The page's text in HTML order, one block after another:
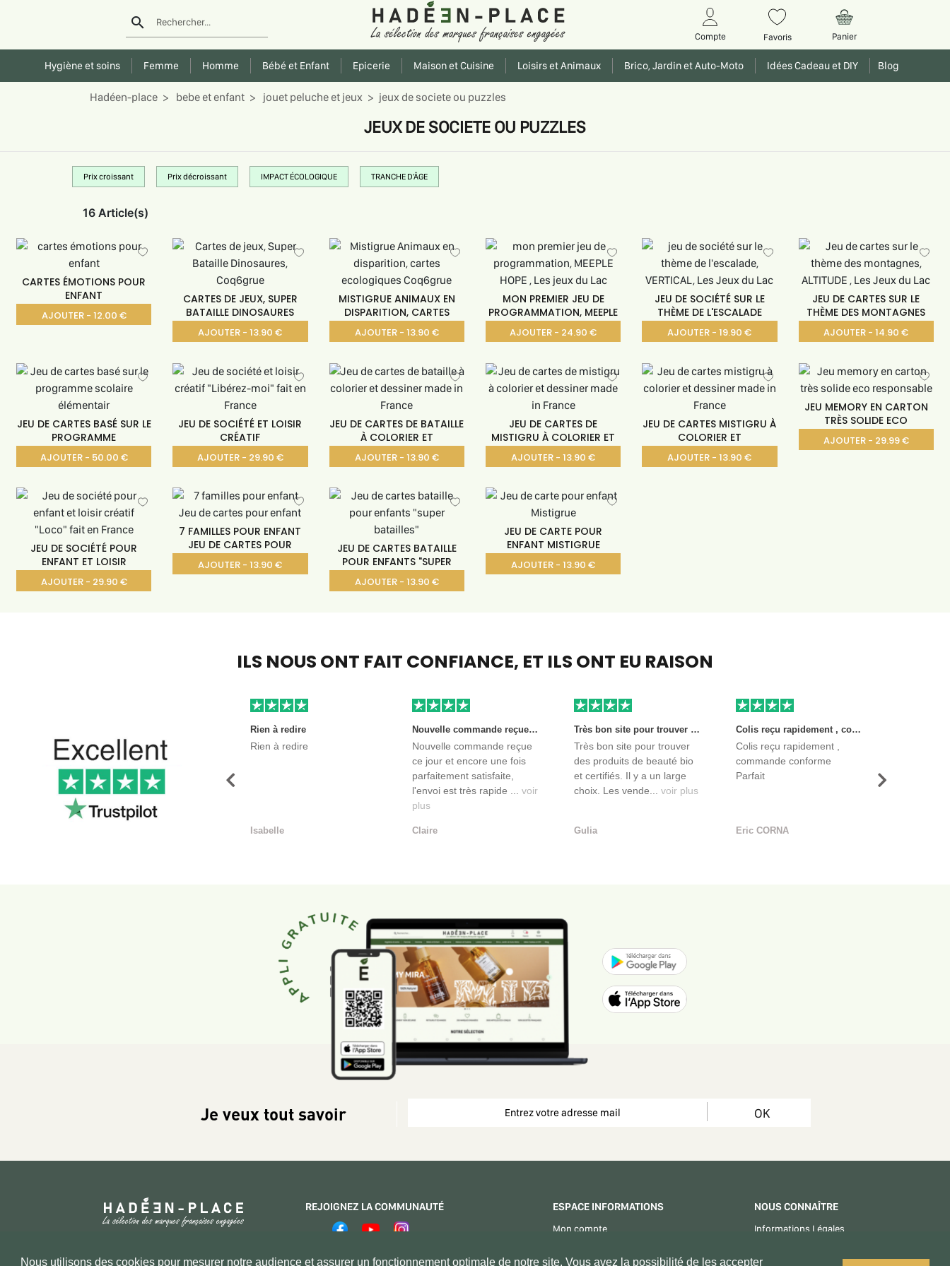
Nous utilisons des cookies pour mesurer notre audience et assurer un fonctionnement optimale de notre site. Vous avez la possibilité de les accepter
search Rechercher...
Compte Favoris Panier
Hygiène et soins Femme Homme Bébé et Enfant Epicerie Maison et Cuisine Loisirs et Animaux Brico, Jardin et Auto-Moto Idées Cadeau et DIY Blog
Hadéen-place bebe et enfant jouet peluche et jeux jeux de societe ou puzzles
JEUX DE SOCIETE OU PUZZLES
Prix croissant Prix décroissant IMPACT ÉCOLOGIQUE TRANCHE D'ÂGE
16 Article(s)
CARTES ÉMOTIONS POUR
ENFANT
AJOUTER - 12.00 €
CARTES DE JEUX, SUPER
BATAILLE DINOSAURES
AJOUTER - 13.90 €
MISTIGRUE ANIMAUX EN
DISPARITION, CARTES
AJOUTER - 13.90 €
MON PREMIER JEU DE
PROGRAMMATION, MEEPLE
AJOUTER - 24.90 €
JEU DE SOCIÉTÉ SUR LE
THÈME DE L'ESCALADE
AJOUTER - 19.90 €
JEU DE CARTES SUR LE
THÈME DES MONTAGNES
AJOUTER - 14.90 €
JEU DE CARTES BASÉ SUR LE
PROGRAMME
AJOUTER - 50.00 €
JEU DE SOCIÉTÉ ET LOISIR
CRÉATIF
AJOUTER - 29.90 €
JEU DE CARTES DE BATAILLE
À COLORIER ET
AJOUTER - 13.90 €
JEU DE CARTES DE
MISTIGRU À COLORIER ET
AJOUTER - 13.90 €
JEU DE CARTES MISTIGRU À
COLORIER ET
AJOUTER - 13.90 €
JEU MEMORY EN CARTON
TRÈS SOLIDE ECO
AJOUTER - 29.99 €
JEU DE SOCIÉTÉ POUR
ENFANT ET LOISIR
AJOUTER - 29.90 €
7 FAMILLES POUR ENFANT
JEU DE CARTES POUR
AJOUTER - 13.90 €
JEU DE CARTES BATAILLE
POUR ENFANTS "SUPER
AJOUTER - 13.90 €
JEU DE CARTE POUR
ENFANT MISTIGRUE
AJOUTER - 13.90 €
ILS NOUS ONT FAIT CONFIANCE, ET ILS ONT EU RAISON
Rien à redire
Rien à redire
Isabelle
Nouvelle commande reçue ce jour et encore une fois parfaitement satisfaite, l'envoi est très rapide et les produits sont toujours conditionnés de manière personnalisés. L'avantage de commander auprès de créateurs indépendants.
Nouvelle commande reçue
ce jour et encore une fois
parfaitement satisfaite,
l'envoi est très rapide ... voir
plus
Claire
Très bon site pour trouver des produits de beauté bio et certifiés. Il y a un large choix. Les vendeurs sont des entreprises françaises qui propose aussi des produits de qualité et moins chers que ce qu’on peut trouver dans des magasins.
Très bon site pour trouver
des produits de beauté bio
et certifiés. Il y a un large
choix. Les vende... voir plus
Gulia
Colis reçu rapidement , commande conforme Parfait
Colis reçu rapidement ,
commande conforme
Parfait
Eric CORNA
Précédent Suivant
Je veux tout savoir OK
REJOIGNEZ LA COMMUNAUTÉ
PAIEMENT SÉCURISÉ
ESPACE INFORMATIONS
Mon compte
NOUS CONNAÎTRE
Informations Légales